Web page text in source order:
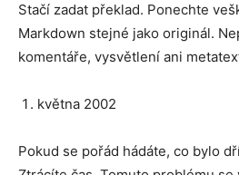
Stačí zadat překlad. Ponechte
Markdown stejné jako originál.
komentáře, vysvětlení ani
května 2002
Pokud se pořád hádáte, co bylo